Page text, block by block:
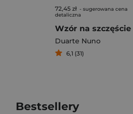
72,45 zł - sugerowana cena
detaliczna
Wzór na szczęście
Duarte Nuno
6,1 (31)
Bestsellery